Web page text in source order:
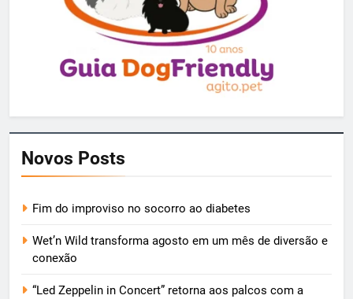
Novos Posts
Fim do improviso no socorro ao diabetes
Wet’n Wild transforma agosto em um mês de diversão e
conexão
“Led Zeppelin in Concert” retorna aos palcos com a